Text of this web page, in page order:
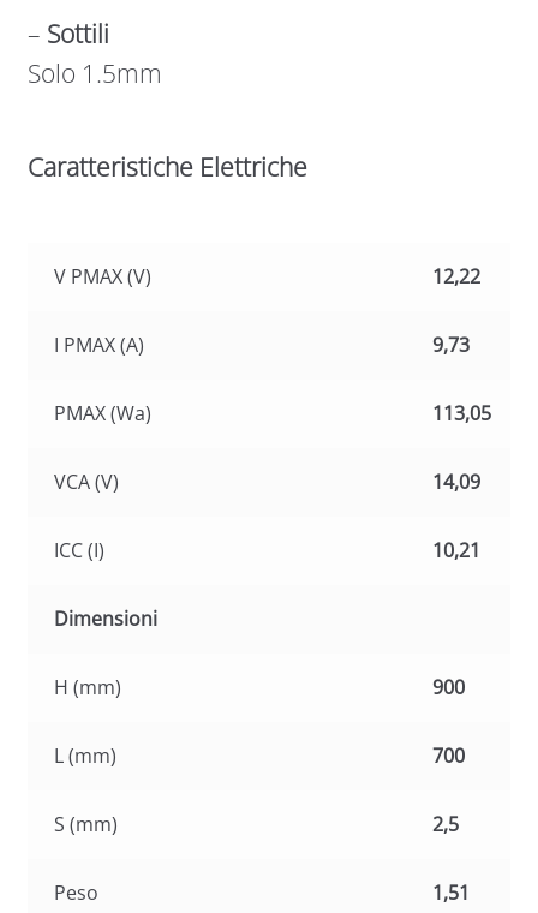
– Sottili
Solo 1.5mm
Caratteristiche Elettriche
V PMAX (V) 12,22
I PMAX (A) 9,73
PMAX (Wa) 113,05
VCA (V) 14,09
ICC (I) 10,21
Dimensioni
H (mm) 900
L (mm) 700
S (mm) 2,5
Peso 1,51